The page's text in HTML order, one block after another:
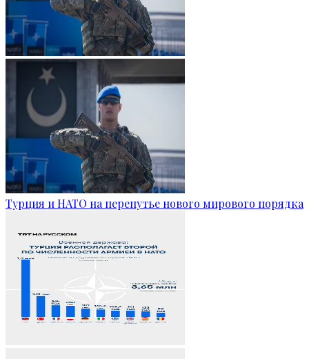
Турция и НАТО на перепутье нового мирового порядка